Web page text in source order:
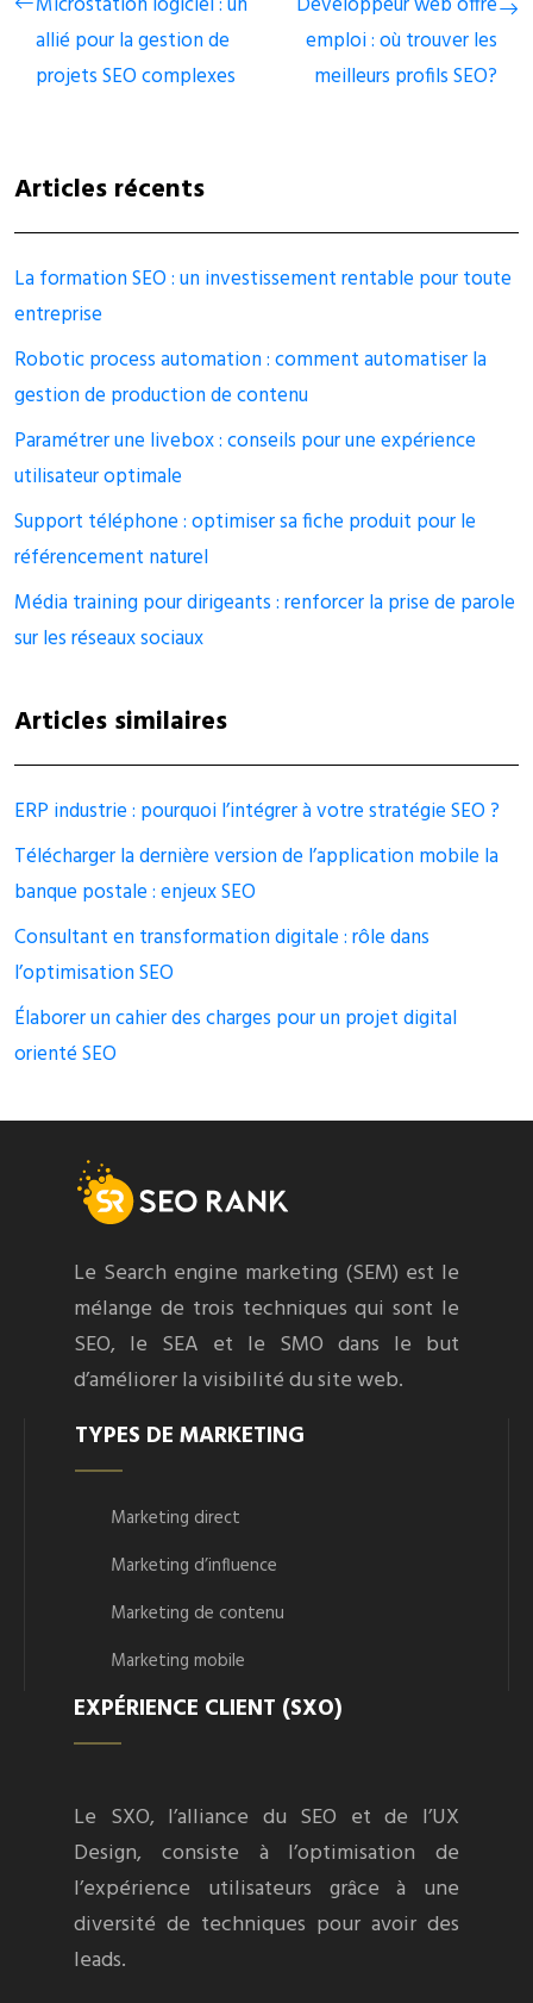
allié pour la gestion de
projets SEO complexes
emploi : où trouver les
meilleurs profils SEO?
Articles récents
La formation SEO : un investissement rentable pour toute
entreprise
Robotic process automation : comment automatiser la
gestion de production de contenu
Paramétrer une livebox : conseils pour une expérience
utilisateur optimale
Support téléphone : optimiser sa fiche produit pour le
référencement naturel
Média training pour dirigeants : renforcer la prise de parole
sur les réseaux sociaux
Articles similaires
ERP industrie : pourquoi l’intégrer à votre stratégie SEO ?
Télécharger la dernière version de l’application mobile la
banque postale : enjeux SEO
Consultant en transformation digitale : rôle dans
l’optimisation SEO
Élaborer un cahier des charges pour un projet digital
orienté SEO
Le Search engine marketing (SEM) est le
mélange de trois techniques qui sont le
SEO, le SEA et le SMO dans le but
d’améliorer la visibilité du site web.
TYPES DE MARKETING
Marketing direct
Marketing d’influence
Marketing de contenu
Marketing mobile
EXPÉRIENCE CLIENT (SXO)
Le SXO, l’alliance du SEO et de l’UX
Design, consiste à l’optimisation de
l’expérience utilisateurs grâce à une
diversité de techniques pour avoir des
leads.